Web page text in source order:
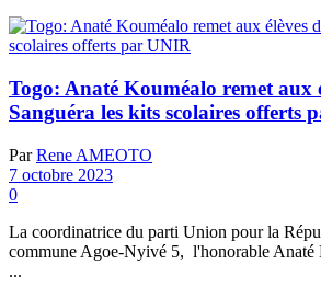
Togo: Anaté Kouméalo remet aux
Sanguéra les kits scolaires offerts
Par Rene AMEOTO
7 octobre 2023
0
La coordinatrice du parti Union pour la
commune Agoe-Nyivé 5, l'honorable Anaté
...